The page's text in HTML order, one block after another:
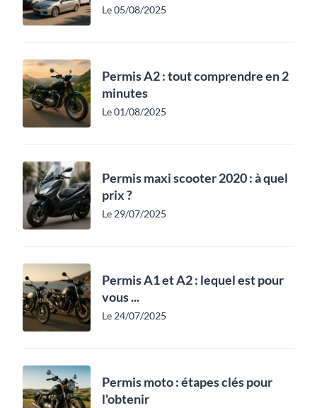
Le 05/08/2025
Permis A2 : tout comprendre en 2
minutes
Le 01/08/2025
Permis maxi scooter 2020 : à quel
prix ?
Le 29/07/2025
Permis A1 et A2 : lequel est pour
vous ...
Le 24/07/2025
Permis moto : étapes clés pour
l'obtenir